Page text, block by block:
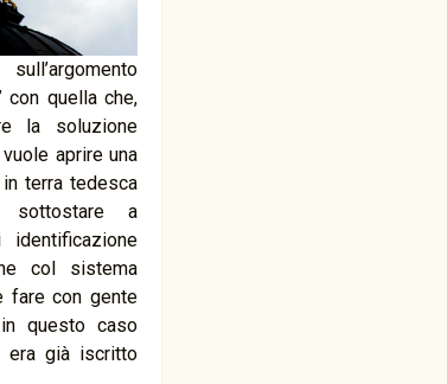
con quella che,
la soluzione
aprire una
terra tedesca
sottostare a
col sistema
fare con gente
questo caso
era già iscritto